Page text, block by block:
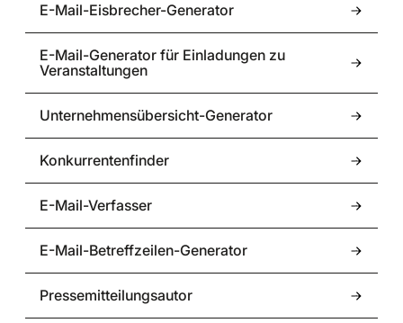
E-Mail-Eisbrecher-Generator
E-Mail-Generator für Einladungen zu
Veranstaltungen
Unternehmensübersicht-Generator
Konkurrentenfinder
E-Mail-Verfasser
E-Mail-Betreffzeilen-Generator
Pressemitteilungsautor